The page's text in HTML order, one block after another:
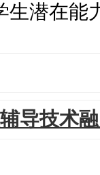
生潜在能
导技术